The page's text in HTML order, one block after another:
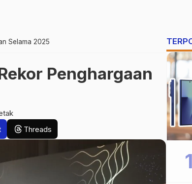
Selama 2025
Penghargaan
Threads